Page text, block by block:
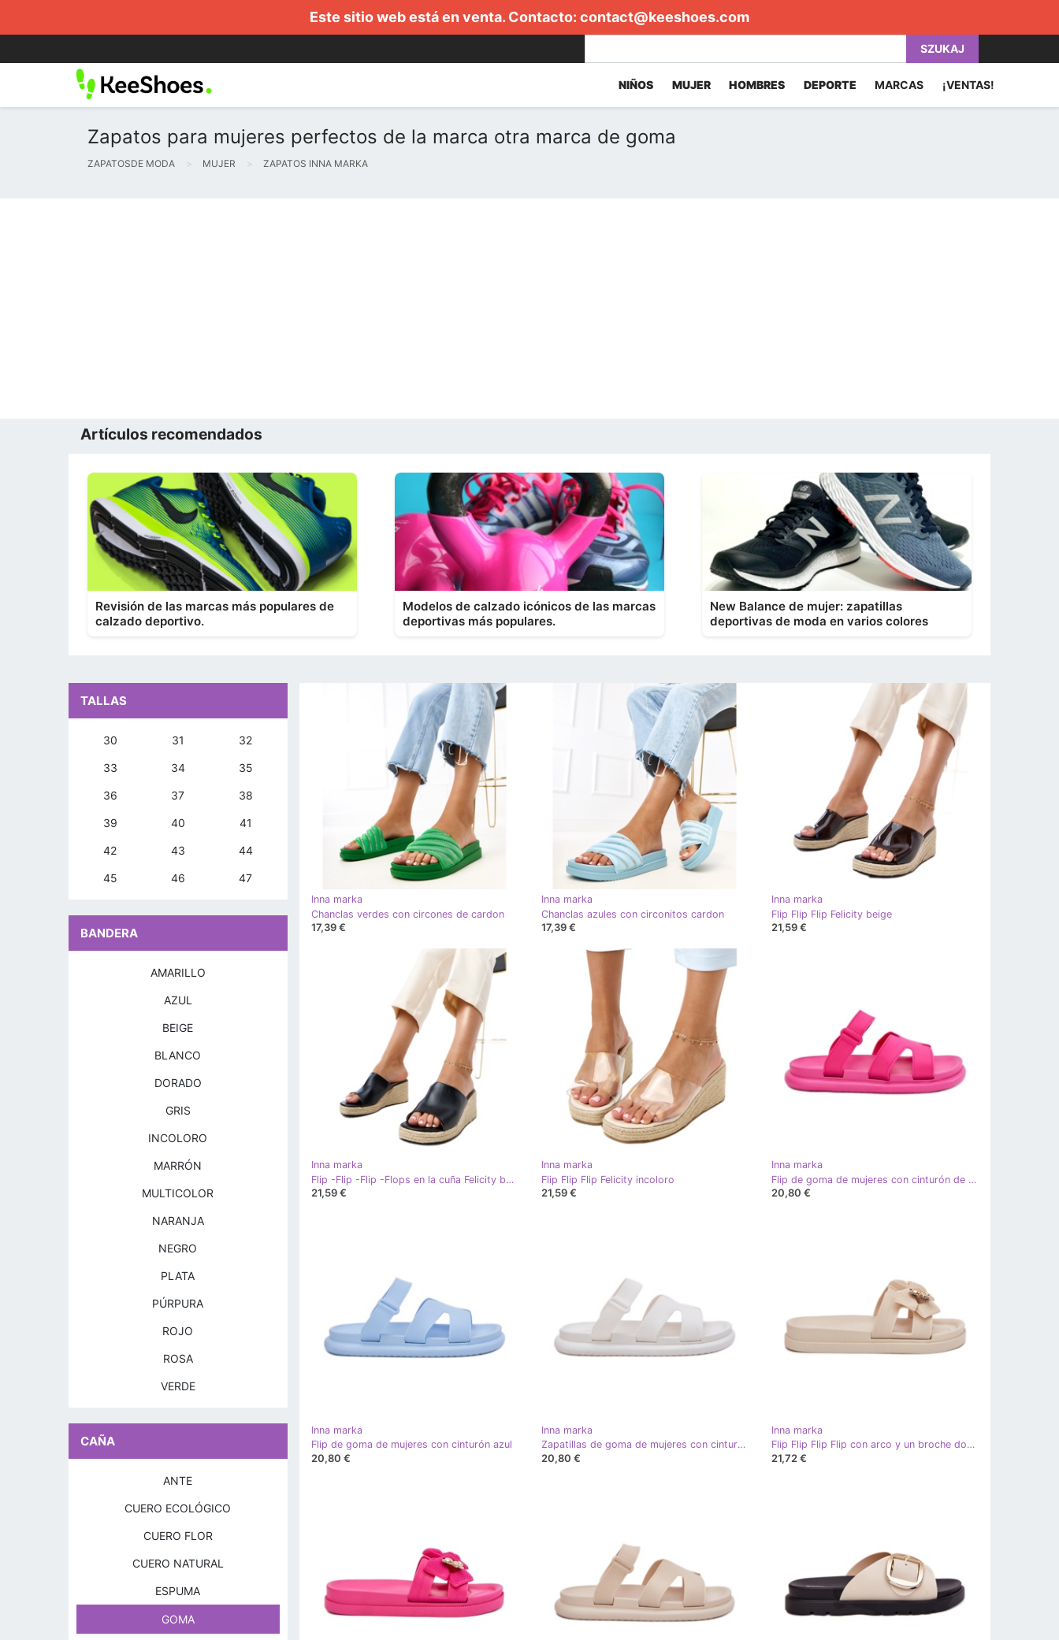
Este sitio web está en venta. Contacto: contact@keeshoes.com
SZUKAJ
NIÑOS MUJER HOMBRES DEPORTE MARCAS ¡VENTAS!
Zapatos para mujeres perfectos de la marca otra marca de goma
ZAPATOSDE MODA MUJER ZAPATOS INNA MARKA
Artículos recomendados
Revisión de las marcas más populares de
calzado deportivo.
Modelos de calzado icónicos de las marcas
deportivas más populares.
New Balance de mujer: zapatillas
deportivas de moda en varios colores
Inna marka
Chanclas verdes con circones de cardon
17,39 €
Inna marka
Chanclas azules con circonitos cardon
17,39 €
Inna marka
Flip Flip Flip Felicity beige
21,59 €
Inna marka
Flip -Flip -Flip -Flops en la cuña Felicity beige
21,59 €
Inna marka
Flip Flip Flip Felicity incoloro
21,59 €
Inna marka
Flip de goma de mujeres con cinturón de fucsia rosa
20,80 €
Inna marka
Flip de goma de mujeres con cinturón azul
20,80 €
Inna marka
Zapatillas de goma de mujeres con cinturón blanco
20,80 €
Inna marka
Flip Flip Flip Flip con arco y un broche dorado brillante beige
21,72 €
TALLAS
30 31 32
33 34 35
36 37 38
39 40 41
42 43 44
45 46 47
BANDERA
AMARILLO
AZUL
BEIGE
BLANCO
DORADO
GRIS
INCOLORO
MARRÓN
MULTICOLOR
NARANJA
NEGRO
PLATA
PÚRPURA
ROJO
ROSA
VERDE
CAÑA
ANTE
CUERO ECOLÓGICO
CUERO FLOR
CUERO NATURAL
ESPUMA
GOMA